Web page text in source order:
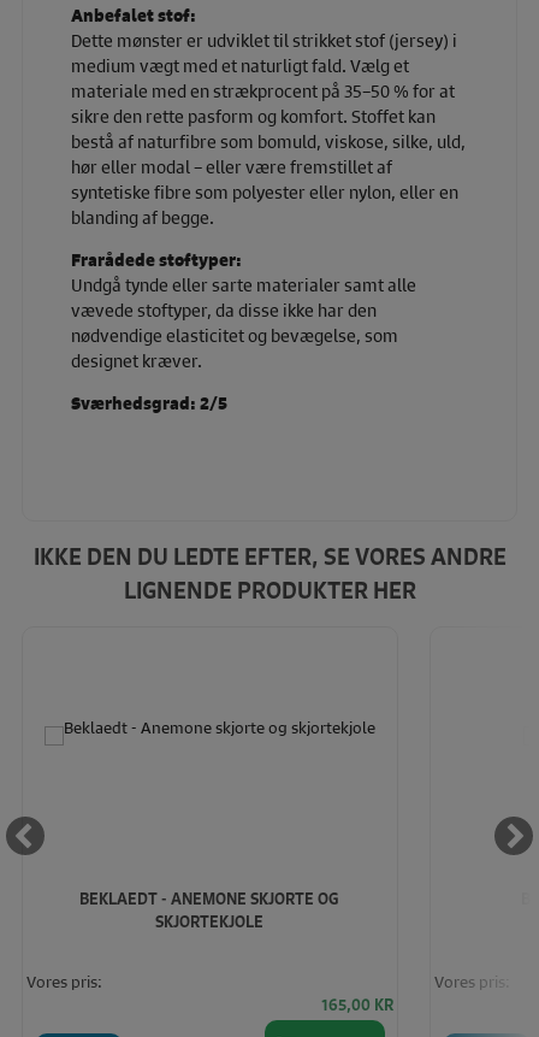
Anbefalet stof:
Dette mønster er udviklet til strikket stof (jersey) i
medium vægt med et naturligt fald. Vælg et
materiale med en strækprocent på 35–50 % for at
sikre den rette pasform og komfort. Stoffet kan
bestå af naturfibre som bomuld, viskose, silke, uld,
hør eller modal – eller være fremstillet af
syntetiske fibre som polyester eller nylon, eller en
blanding af begge.
Frarådede stoftyper:
Undgå tynde eller sarte materialer samt alle
vævede stoftyper, da disse ikke har den
nødvendige elasticitet og bevægelse, som
designet kræver.
Sværhedsgrad: 2/5
IKKE DEN DU LEDTE EFTER, SE VORES ANDRE
LIGNENDE PRODUKTER HER
BEKLAEDT - ANEMONE SKJORTE OG
SKJORTEKJOLE
Vores pris:
165,00 KR
Vores pris: